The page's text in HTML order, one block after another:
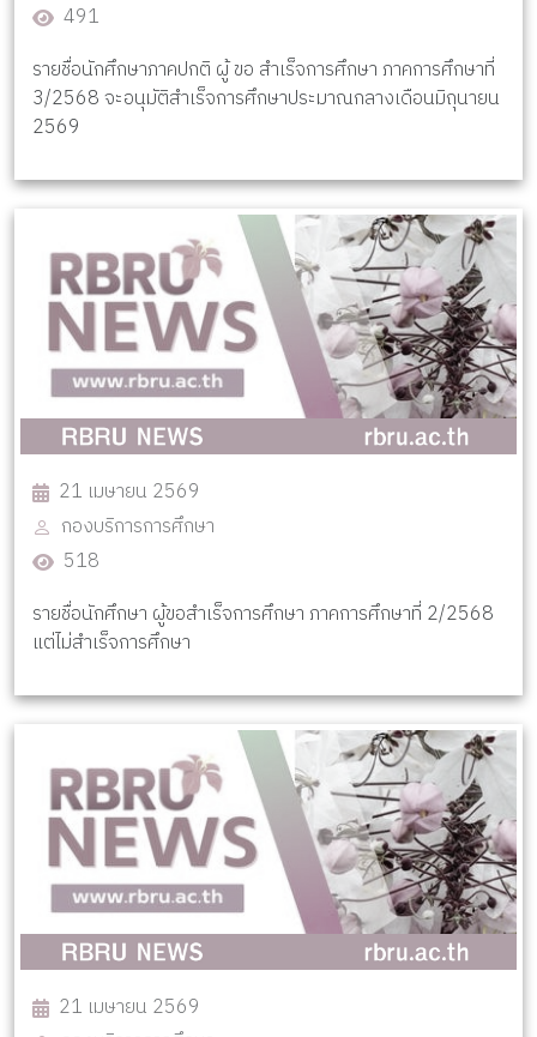
491
รายชื่อนักศึกษาภาคปกติ ผู้ ขอ สำเร็จการศึกษา ภาคการศึกษาที่
3/2568 จะอนุมัติสำเร็จการศึกษาประมาณกลางเดือนมิถุนายน
2569
21 เมษายน 2569
กองบริการการศึกษา
518
รายชื่อนักศึกษา ผู้ขอสำเร็จการศึกษา ภาคการศึกษาที่ 2/2568
แต่ไม่สำเร็จการศึกษา
21 เมษายน 2569